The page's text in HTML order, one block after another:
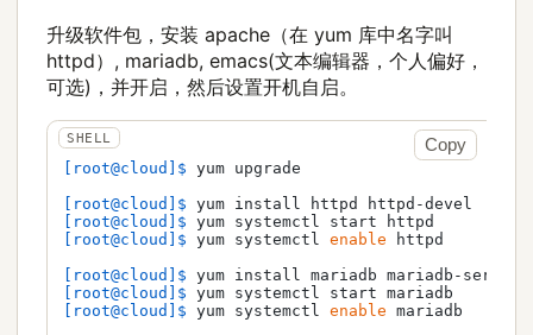
升级软件包，安装 apache（在 yum 库中名字叫
httpd）, mariadb, emacs(文本编辑器，个人偏好，
可选)，并开启，然后设置开机自启。
[root@cloud]$ yum upgrade
[root@cloud]$ yum install httpd httpd-devel
[root@cloud]$ yum systemctl start httpd
[root@cloud]$ yum systemctl enable httpd
[root@cloud]$ yum install mariadb mariadb-server
[root@cloud]$ yum systemctl start mariadb
[root@cloud]$ yum systemctl enable mariadb
Copy